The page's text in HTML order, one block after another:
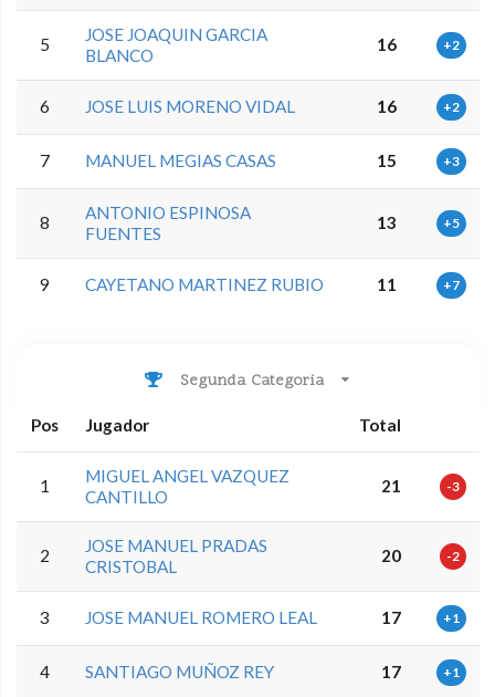
5
JOSE JOAQUIN GARCIA
BLANCO
16 +2
6 JOSE LUIS MORENO VIDAL 16 +2
7 MANUEL MEGIAS CASAS 15 +3
8
ANTONIO ESPINOSA
FUENTES
13 +5
9 CAYETANO MARTINEZ RUBIO 11 +7
Segunda Categoria
Pos Jugador Total
1
MIGUEL ANGEL VAZQUEZ
CANTILLO
21 -3
2
JOSE MANUEL PRADAS
CRISTOBAL
20 -2
3 JOSE MANUEL ROMERO LEAL 17 +1
4 SANTIAGO MUÑOZ REY 17 +1